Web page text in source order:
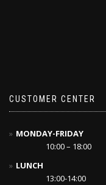
CUSTOMER CENTER
MONDAY-FRIDAY
10:00 – 18:00
LUNCH
13:00-14:00